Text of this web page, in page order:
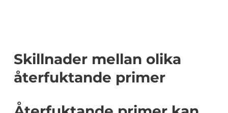
Skillnader mellan olika
återfuktande primer